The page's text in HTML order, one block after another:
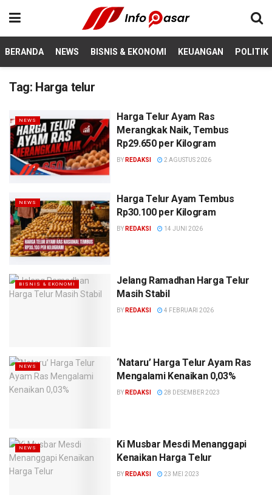
BERANDA NEWS BISNIS & EKONOMI KEUANGAN POLITIK
Tag: Harga telur
NEWS
Harga Telur Ayam Ras
Merangkak Naik, Tembus
Rp29.650 per Kilogram
BY REDAKSI 2 AGUSTUS 2026
NEWS
Harga Telur Ayam Tembus
Rp30.100 per Kilogram
BY REDAKSI 14 JUNI 2026
BISNIS & EKONOMI
Jelang Ramadhan Harga Telur
Masih Stabil
BY REDAKSI 4 FEBRUARI 2026
NEWS
‘Nataru’ Harga Telur Ayam Ras
Mengalami Kenaikan 0,03%
BY REDAKSI 28 DESEMBER 2023
NEWS
Ki Musbar Mesdi Menanggapi
Kenaikan Harga Telur
BY REDAKSI 23 MEI 2023